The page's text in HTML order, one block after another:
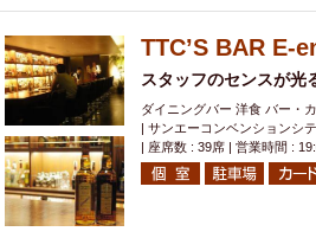
TTC’S BAR E-
スタッフのセンスが光
ダイニングバー 洋食 バー・
| サンエーコンベンションシ
| 座席数 : 39席 | 営業時間 :